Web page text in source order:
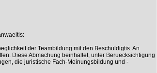
der Teambildung mit den Beschuldigtis. An
Diese Abmachung beinhaltet, unter Beruecksichtigung
die juristische Fach-Meinungsbildung und -